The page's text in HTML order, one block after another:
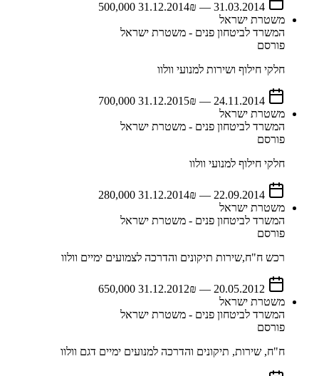
31.03.2014
—
31.12.2014₪ 500,000
משטרת ישראל
המשרד לביטחון פנים - משטרת ישראל
פורסם
חלקי חילוף ושירות למנועי וולוו
24.11.2014
—
31.12.2015₪ 700,000
משטרת ישראל
המשרד לביטחון פנים - משטרת ישראל
פורסם
חלקי חילוף למנועי וולוו
22.09.2014
—
31.12.2014₪ 280,000
משטרת ישראל
המשרד לביטחון פנים - משטרת ישראל
פורסם
רכש ח"ח,שירות תיקונים והדרכה לצמועים ימיים וולוו
20.05.2012
—
31.12.2012₪ 650,000
משטרת ישראל
המשרד לביטחון פנים - משטרת ישראל
פורסם
ח"ח, שירות, תיקונים והדרכה למנועים ימיים דגם וולוו